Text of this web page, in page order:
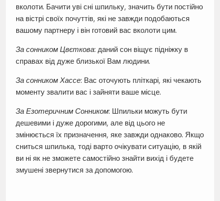
вколоти. Бачити уві сні шпильку, значить бути постійно
на вістрі своїх почуттів, які не завжди подобаються
вашому партнеру і він готовий вас вколоти цим.
За сонником Цвєткова: даний сон віщує підніжку в
справах від дуже близької Вам людини.
За сонником Хассе: Вас оточують пліткарі, які чекають
моменту звалити вас і зайняти ваше місце.
За Езотеричним Сонником: Шпильки можуть бути
дешевими і дуже дорогими, але від цього не
змінюється їх призначення, яке завжди однаково. Якщо
сниться шпилька, тоді варто очікувати ситуацію, в якій
ви ні як не зможете самостійно знайти вихід і будете
змушені звернутися за допомогою.